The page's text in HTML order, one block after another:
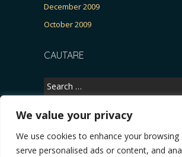
We value your privacy
We use cookies to enhance your browsing
serve personalised ads or content, and
December 2009
October 2009
CAUTARE
Search
for:
Copyright © 2026, CERTITUDINEA.